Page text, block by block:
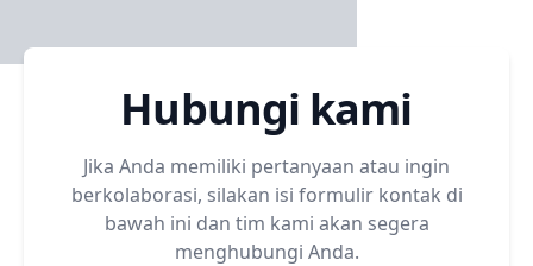
Hubungi kami
Jika Anda memiliki pertanyaan atau ingin
berkolaborasi, silakan isi formulir kontak di
bawah ini dan tim kami akan segera
menghubungi Anda.